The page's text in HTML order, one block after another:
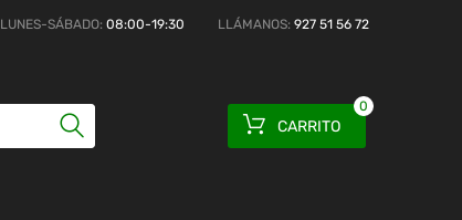
LUNES-SÁBADO: 08:00-19:30 LLÁMANOS: 927 51 56 72
CARRITO
0